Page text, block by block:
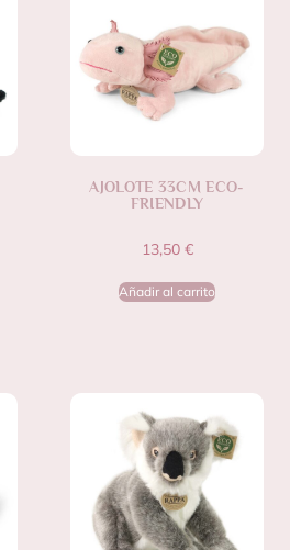
AJOLOTE 33CM ECO-
FRIENDLY
13,50 €
Añadir al carrito